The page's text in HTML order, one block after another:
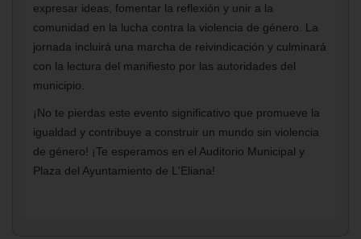
expresar ideas, fomentar la reflexión y unir a la
comunidad en la lucha contra la violencia de género. La
jornada incluirá una marcha de reivindicación y culminará
con la lectura del manifiesto por las autoridades del
municipio.
¡No te pierdas este evento significativo que promueve la
igualdad y contribuye a construir un mundo sin violencia
de género! ¡Te esperamos en el Auditorio Municipal y
Plaza del Ayuntamiento de L'Eliana!